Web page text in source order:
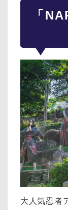
「
大人気忍者